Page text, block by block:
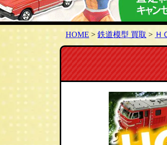
HOME > 鉄道模型 買取 > Ｈ